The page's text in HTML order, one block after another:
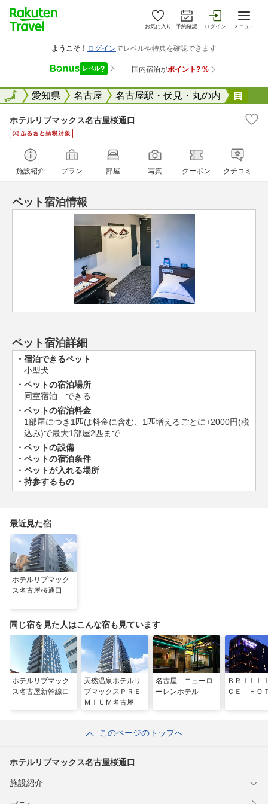
お気に入り 予約確認 ログイン メニュー
全国愛知県 名古屋 名古屋駅・伏見・丸の内
全国
ホテルリブマックス名古屋桜通口
施設紹介 プラン 部屋 写真 クーポン クチコミ
ペット宿泊情報
ペット宿泊詳細
宿泊できるペット
小型犬
ペットの宿泊場所
同室宿泊 できる
ペットの宿泊料金
1部屋につき1匹は料金に含む、1匹増えるごとに+2000円(税
込み)で最大1部屋2匹まで
ペットの設備
ペットの宿泊条件
ペットが入れる場所
持参するもの
最近見た宿
ホテルリブマック
ス名古屋桜通口
同じ宿を見た人はこんな宿も見ています
ホテルリブマック
ス名古屋新幹線口
天然温泉ホテルリ
ブマックスＰＲＥ
ＭＩＵＭ名古屋丸
名古屋 ニューロ
ーレンホテル
ＢＲＩＬＬ
ＣＥ ＨＯ
このページのトップへ
ホテルリブマックス名古屋桜通口
施設紹介